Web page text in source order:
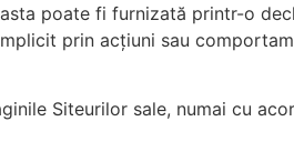
poate fi furnizată printr-o
prin acțiuni sau
Siteurilor sale, numai cu